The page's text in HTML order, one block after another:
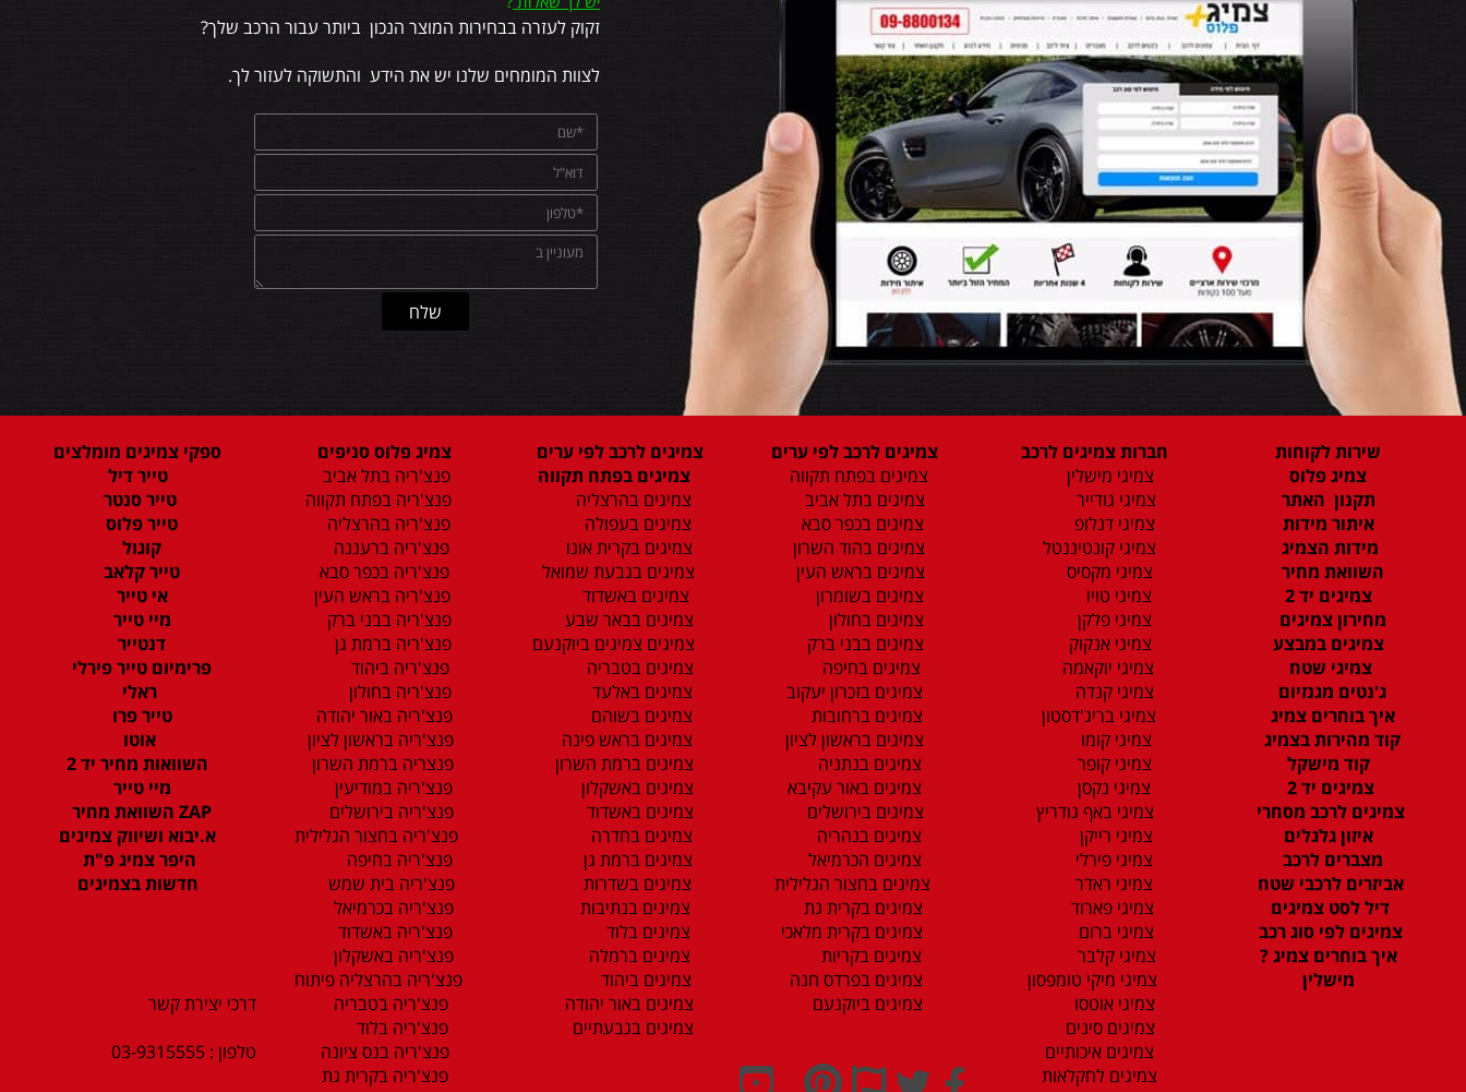
זקוק לעזרה בבחירות המוצר הנכון ביותר עבור הרכב שלך?
לצוות המומחים שלנו יש את הידע והתשוקה לעזור לך.
שירות לקוחות
צמיג פלוס
תקנון האתר
איתור מידות
מידות הצמיג
השוואת מחיר
צמיגים יד 2
מחירון צמיגים
צמיגים במבצע
צמיגי שטח
ג'נטים מגנזיום
איך בוחרים צמיג
קוד מהירות בצמיג
קוד מישקל
צמיגים יד 2
צמיגים לרכב מסחרי
איזון גלגלים
מצברים לרכב
אביזרים לרכבי שטח
דיל לסט צמיגים
צמיגים לפי סוג רכב
איך בוחרים צמיג ?
מישלין
חברות צמיגים לרכב
צמיגי מישלין
צמיגי גודייר
צמיגי דנלופ
צמיגי קונטיננטל
צמיגי מקסיס
צמיגי טויו
צמיגי פלקן
צמיגי אנקוק
צמיגי יוקאמה
צמיגי קנדה
צמיגי בריג'דסטון
צמיגי קומו
צמיגי קופר
צמיגי נקסן
צמיגי באף גודריץ
צמיגי רייקן
צמיגי פירלי
צמיגי ראדר
צמיגי פארוד
צמיגי ברום
צמיגי קלבר
צמיגי מיקי טומפסון
צמיגי אוטסו
צמיגים סינים
צמיגים איכותיים
צמיגים לחקלאות
צמיגים לרכב לפי ערים
צמיגים בפתח תקווה
צמיגים בתל אביב
צמיגים בכפר סבא
צמיגים בהוד השרון
צמיגים בראש העין
צמיגים בשומרון
צמיגים בחולון
צמיגים בבני ברק
צמיגים בחיפה
צמיגים בזכרון יעקוב
צמיגים ברחובות
צמיגים בראשון לציון
צמיגים בנתניה
צמיגים באור עקיבא
צמיגים בירושלים
צמיגים בנהריה
צמיגים הכרמיאל
צמיגים בחצור הגלילית
צמיגים בקרית גת
צמיגים בקרית מלאכי
צמיגים בקריות
צמיגים בפרדס חנה
צמיגים ביוקנעם
צמיגים לרכב לפי ערים
צמיגים בפתח תקווה
צמיגים בהרצליה
צמיגים בעפולה
צמיגים בקרית אונו
צמיגים בגבעת שמואל
צמיגים באשדוד
צמיגים בבאר שבע
צמיגים צמיגים ביוקנעם
צמיגים בטבריה
צמיגים באלעד
צמיגים בשוהם
צמיגים בראש פינה
צמיגים ברמת השרון
צמיגים באשקלון
צמיגים באשדוד
צמיגים בחדרה
צמיגים ברמת גן
צמיגים בשדרות
צמיגים בנתיבות
צמיגים בלוד
צמיגים ברמלה
צמיגים ביהוד
צמיגים באור יהודה
צמיגים בגבעתיים
צמיג פלוס סניפים
פנצ'ריה בתל אביב
פנצ'ריה בפתח תקווה
פנצ'ריה בהרצליה
פנצ'ריה ברעננה
פנצ'ריה בכפר סבא
פנצ'ריה בראש העין
פנצ'ריה בבני ברק
פנצ'ריה ברמת גן
פנצ'ריה ביהוד
פנצ'ריה בחולון
פנצ'ריה באור יהודה
פנצ'ריה בראשון לציון
פנצריה ברמת השרון
פנצ'ריה במודיעין
פנצ'ריה בירושלים
פנצ'ריה בחצור הגלילית
פנצ'ריה בחיפה
פנצ'ריה בית שמש
פנצ'ריה בכרמיאל
פנצ'ריה באשדוד
פנצ'ריה באשקלון
פנצ'ריה בהרצליה פיתוח
פנצ'ריה בטבריה
פנצ'ריה בלוד
פנצ'ריה בנס ציונה
פנצ'ריה בקרית גת
ספקי צמיגים מומלצים
טייר דיל
טייר סנטר
טייר פלוס
קוגול
טייר קלאב
אי טייר
מיי טייר
דנטייר
פרימיום טייר פירלי
ראלי
טייר פרו
אוטו
השוואות מחיר יד 2
מיי טייר
ZAP השוואת מחיר
א.יבוא ושיווק צמיגים
היפר צמיג פ"ת
חדשות בצמיגים
דרכי יצירת קשר
טלפון : 03-9315555